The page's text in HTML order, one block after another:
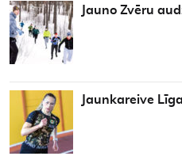
Jauno Zvēru
Jaunkareive